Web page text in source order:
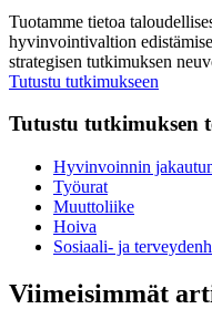
Tuotamme tietoa
hyvinvointivaltion
strategisen tutkimuksen
Tutustu tutkimukseen
Tutustu tutkimuksen
Hyvinvoin­nin
Työurat
Muutto­liike
Hoiva
Sosiaali- ja
Viimeisimmät